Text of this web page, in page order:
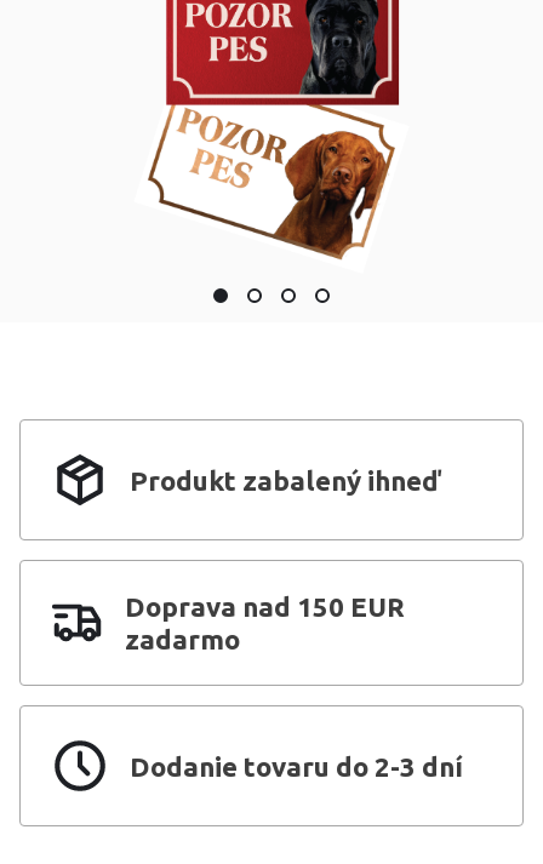
Produkt zabalený ihneď
Doprava nad 150 EUR
zadarmo
Dodanie tovaru do 2-3 dní